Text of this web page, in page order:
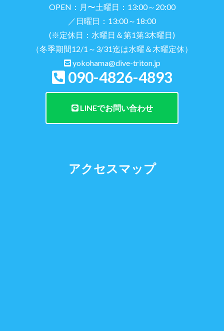
OPEN：月〜土曜日：13:00～20:00
／日曜日：13:00～18:00
(※定休日：水曜日＆第1第3木曜日)
（冬季期間12/1～3/31迄は水曜＆木曜定休）
yokohama@dive-triton.jp
090-4826-4893
LINEでお問い合わせ
アクセスマップ